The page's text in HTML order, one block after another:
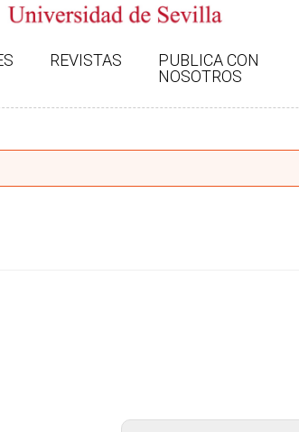
REVISTAS
PUBLICA CON
NOSOTROS